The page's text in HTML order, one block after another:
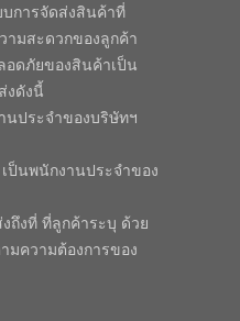
การจัดส่งสินค้าที่
ามสะดวกของลูกค้า
อดภัยของสินค้าเป็น
งดังนี้
นประจำของบริษัทฯ
ป็นพนักงานประจำของ
ถึงที่ ที่ลูกค้าระบุ ด้วย
มความต้องการของ